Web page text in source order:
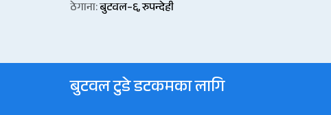
ठेगाना:बुटवल–६, रुपन्देही
बुटवल टुडे डटकमका लागि